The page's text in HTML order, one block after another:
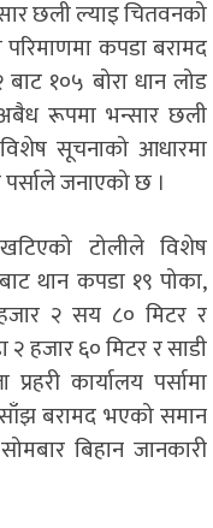
छली ल्याइ चितवनको
कपडा बरामद
बाट १०५ बोरा धान लोड
रूपमा भन्सार छली
सूचनाको आधारमा
पर्साले जनाएको छ ।
खटिएको टोलीले विशेष
थान कपडा १९ पोका,
२ सय ८० मिटर र
२ हजार ६० मिटर र साडी
कार्यालय पर्सामा
बरामद भएको समान
बिहान जानकारी